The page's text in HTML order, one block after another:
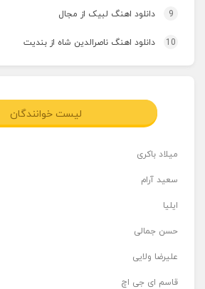
9 دانلود اهنگ لبیک از مجال
10 دانلود اهنگ ناصرالدین شاه از بندیت
لیست خوانندگان
میلاد باکری
سعید آرام
ایلیا
حسن جمالی
علیرضا ولایی
قاسم ای جی اچ